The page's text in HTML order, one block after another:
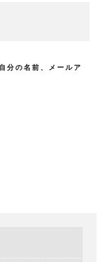
分の名前、メールア